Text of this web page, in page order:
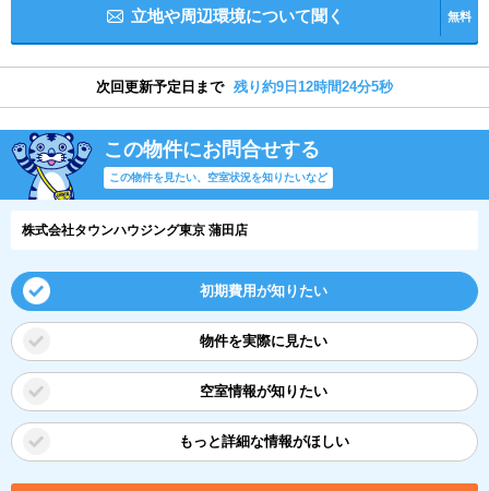
立地や周辺環境について聞く 無料
次回更新予定日まで 残り約9日12時間24分4秒
この物件にお問合せする
この物件を見たい、空室状況を知りたいなど
株式会社タウンハウジング東京 蒲田店
初期費用が知りたい
物件を実際に見たい
空室情報が知りたい
もっと詳細な情報がほしい